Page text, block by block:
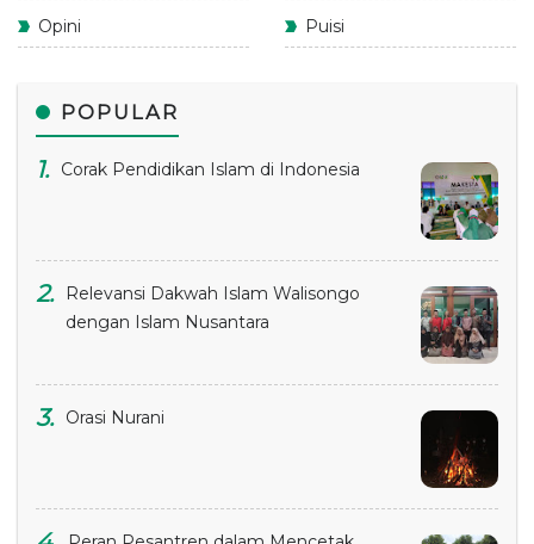
Opini Puisi
POPULAR
Corak Pendidikan Islam di Indonesia
Relevansi Dakwah Islam Walisongo
dengan Islam Nusantara
Orasi Nurani